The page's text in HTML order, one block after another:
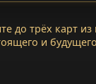
до трёх карт
и